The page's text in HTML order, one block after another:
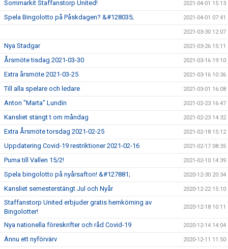
Sommarkit Staffanstorp United! 2021-04-01 15:13
Spela Bingolotto på Påskdagen? &#128035; 2021-04-01 07:41
2021-03-30 12:07
Nya Stadgar 2021-03-26 15:11
Årsmöte tisdag 2021-03-30 2021-03-16 19:10
Extra årsmöte 2021-03-25 2021-03-16 10:36
Till alla spelare och ledare 2021-03-01 16:08
Anton "Marta" Lundin 2021-02-23 16:47
Kansliet stängt t om måndag 2021-02-23 14:32
Extra Årsmöte torsdag 2021-02-25 2021-02-18 15:12
Uppdatering Covid-19 restriktioner 2021-02-16 2021-02-17 08:35
Puma till Vallen 15/2! 2021-02-10 14:39
Spela bingolotto på nyårsafton! &#127881; 2020-12-30 20:34
Kansliet semesterstängt Jul och Nyår 2020-12-22 15:10
Staffanstorp United erbjuder gratis hemkörning av
Bingolotter!
2020-12-18 10:11
Nya nationella föreskrifter och råd Covid-19 2020-12-14 14:04
Ännu ett nyförvärv 2020-12-11 11:50